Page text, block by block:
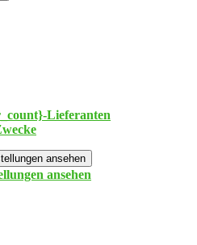
Lieferanten
ansehen
ansehen